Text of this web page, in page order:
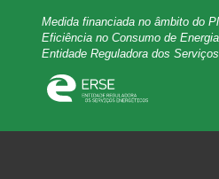
Medida financiada no âmbito do
Eficiência no Consumo de
Entidade Reguladora dos